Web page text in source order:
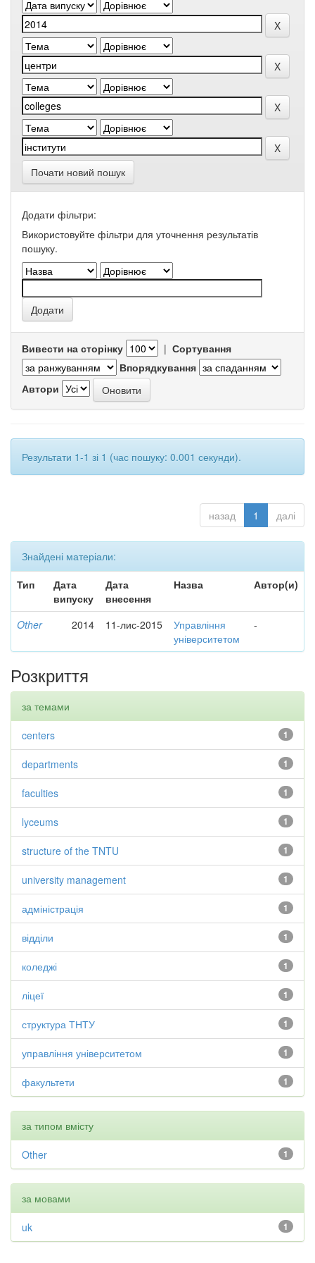
Почати новий пошук
Додати фільтри:
Використовуйте фільтри для уточнення результатів
пошуку.
Вивести на сторінку | Сортування
Впорядкування
Автори
Результати 1-1 зі 1 (час пошуку: 0.001 секунди).
назад 1 далі
Знайдені матеріали:
Тип
Дата
випуску
Дата
внесення
Назва Автор(и)
Other 2014 11-лис-2015
Управління
університетом
-
Розкриття
за темами
1
centers
1
departments
1
faculties
1
lyceums
1
structure of the TNTU
1
university management
1
адміністрація
1
відділи
1
коледжі
1
ліцеї
1
структура ТНТУ
1
управління університетом
1
факультети
за типом вмісту
1
Other
за мовами
1
uk